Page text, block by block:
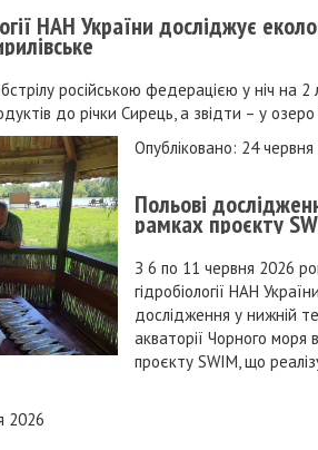
НАН України досліджує
російською федерацією у ніч на 2
до річки Сирець, а звідти – у озеро
Опубліковано: 24
Польові
рамках проєкту
З 6 по 11 червня 2026
гідробіології НАН
дослідження у нижній
акваторії Чорного
проєкту SWIM, що
2026